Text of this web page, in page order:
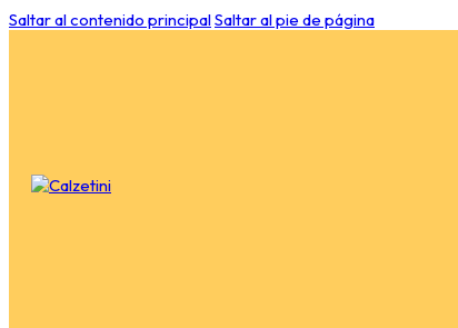
Saltar al contenido principalSaltar al pie de página